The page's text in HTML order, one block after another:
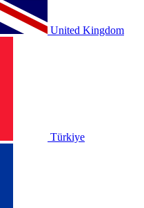
United Kingdom
Türkiye